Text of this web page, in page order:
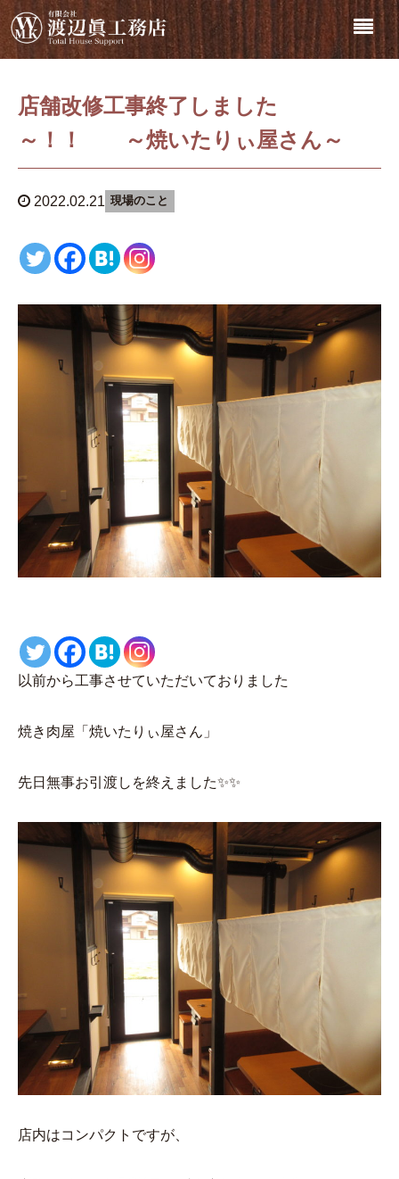
店舗改修工事終了しました
～！！ ～焼いたりぃ屋さん～
2022.02.21 現場のこと
以前から工事させていただいておりました
焼き肉屋「焼いたりぃ屋さん」
先日無事お引渡しを終えました✨✨
店内はコンパクトですが、